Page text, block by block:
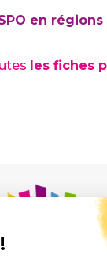
en régions
les fiches